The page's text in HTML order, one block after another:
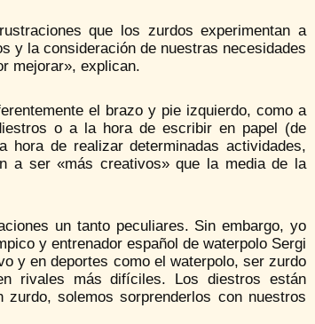
que los zurdos experimentan a
y la consideración de nuestras necesidades
mejorar», explican.
el brazo y pie izquierdo, como a
o a la hora de escribir en papel (de
hora de realizar determinadas actividades,
a ser «más creativos» que la media de la
un tanto peculiares. Sin embargo, yo
y entrenador español de waterpolo Sergi
y en deportes como el waterpolo, ser zurdo
rivales más difíciles. Los diestros están
solemos sorprenderlos con nuestros